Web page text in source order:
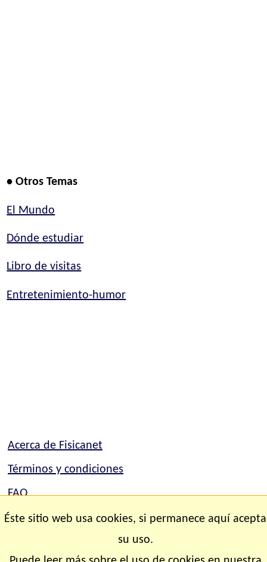
• Otros Temas
El Mundo
Dónde estudiar
Libro de visitas
Entretenimiento-humor
Acerca de Fisicanet
Términos y condiciones
FAQ
Mapa del sitio
Éste sitio web usa cookies, si permanece aquí acepta
su uso.